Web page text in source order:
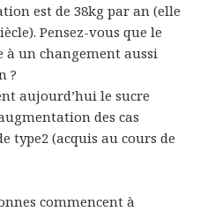
est de 38kg par an (elle
Pensez-vous que le
à un changement aussi
?
aujourd’hui le sucre
des cas
type2 (acquis au cours de
commencent à